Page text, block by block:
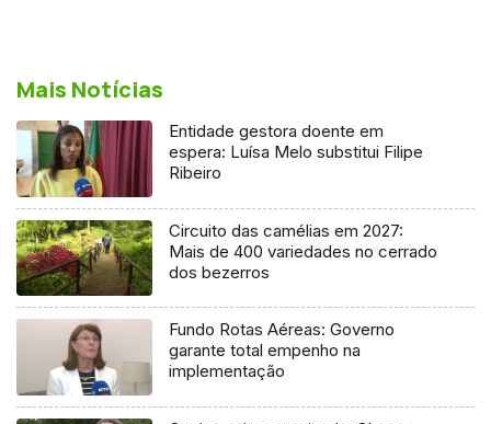
Mais Notícias
Entidade gestora doente em
espera: Luísa Melo substitui Filipe
Ribeiro
Circuito das camélias em 2027:
Mais de 400 variedades no cerrado
dos bezerros
Fundo Rotas Aéreas: Governo
garante total empenho na
implementação